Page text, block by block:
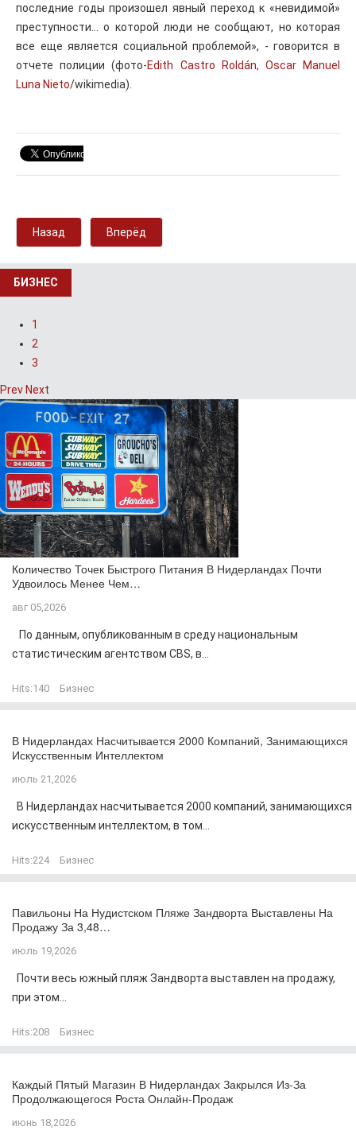
последние годы произошел явный переход к «невидимой»
преступности… о которой люди не сообщают, но которая
все еще является социальной проблемой», - говорится в
отчете полиции (фото-Edith Castro Roldán, Oscar Manuel
Luna Nieto/wikimedia).
Назад Вперёд
БИЗНЕС
1
2
3
Prev Next
Количество Точек Быстрого Питания В Нидерландах Почти
Удвоилось Менее Чем…
авг 05,2026
По данным, опубликованным в среду национальным
статистическим агентством CBS, в...
Hits:140 Бизнес
В Нидерландах Насчитывается 2000 Компаний, Занимающихся
Искусственным Интеллектом
июль 21,2026
В Нидерландах насчитывается 2000 компаний, занимающихся
искусственным интеллектом, в том...
Hits:224 Бизнес
Павильоны На Нудистском Пляже Зандворта Выставлены На
Продажу За 3,48…
июль 19,2026
Почти весь южный пляж Зандворта выставлен на продажу,
при этом...
Hits:208 Бизнес
Каждый Пятый Магазин В Нидерландах Закрылся Из-За
Продолжающегося Роста Онлайн-Продаж
июнь 18,2026